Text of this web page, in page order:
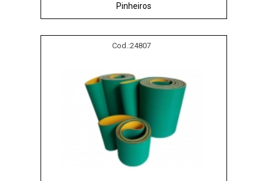
Pinheiros
Cod.:24807